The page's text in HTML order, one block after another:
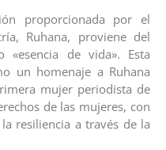
proporcionada por el
Ruhana, proviene del
«esencia de vida». Esta
un homenaje a Ruhana
mujer periodista de
de las mujeres, con
resiliencia a través de la